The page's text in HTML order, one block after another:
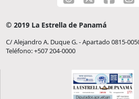
© 2019 La Estrella de Panamá
C/ Alejandro A. Duque G. - Apartado 0815-
Teléfono: +507 204-0000